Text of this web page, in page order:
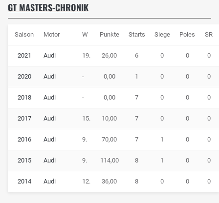
GT MASTERS-CHRONIK
Saison Motor W Punkte Starts Siege Poles SR
2021 Audi 19. 26,00 6 0 0 0
2020 Audi - 0,00 1 0 0 0
2018 Audi - 0,00 7 0 0 0
2017 Audi 15. 10,00 7 0 0 0
2016 Audi 9. 70,00 7 1 0 0
2015 Audi 9. 114,00 8 1 0 0
2014 Audi 12. 36,00 8 0 0 0